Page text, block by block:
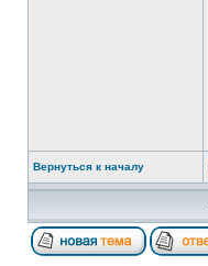
Вернуться к началу